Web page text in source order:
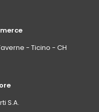
- Ticino - CH
S.A.